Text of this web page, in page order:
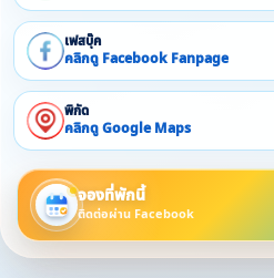
เฟสบุ๊ค
คลิกดู Facebook Fanpage
พิกัด
คลิกดู Google Maps
จองที่พักนี้
ติดต่อผ่าน Facebook